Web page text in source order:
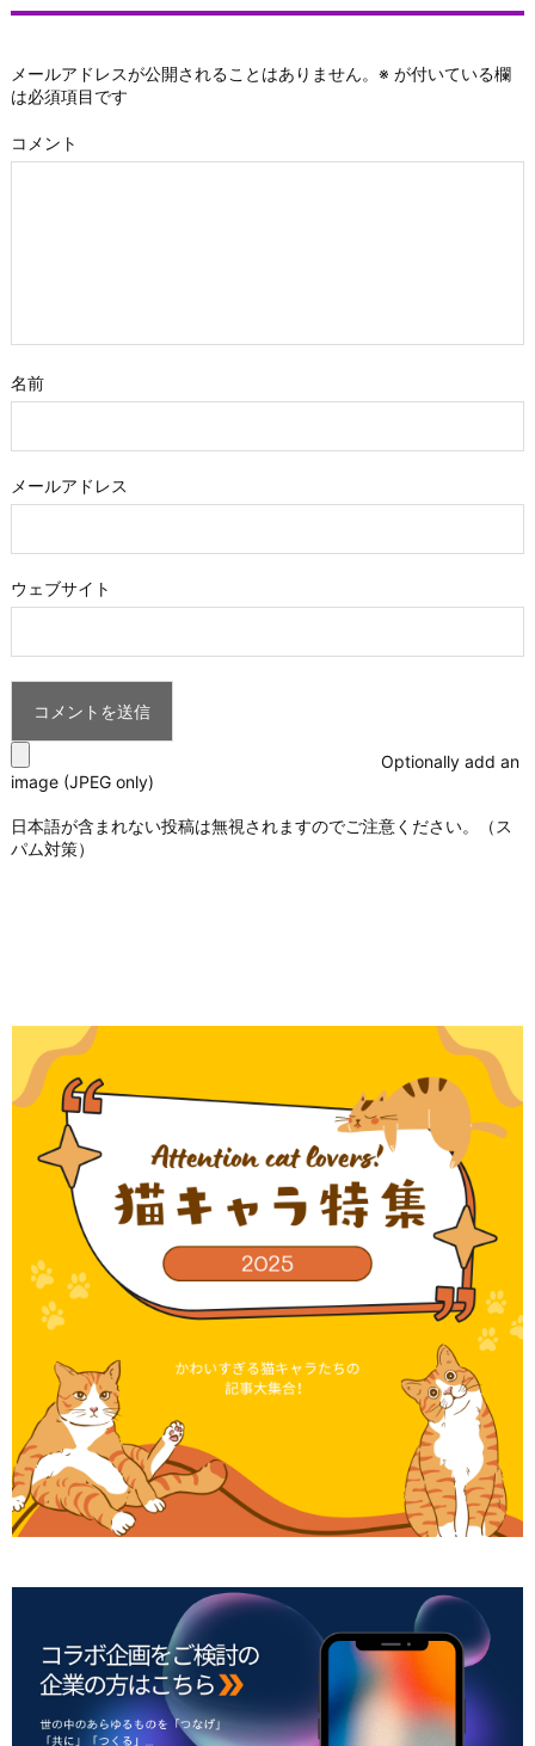
メールアドレスが公開されることはありません。 ※ が付いている欄
は必須項目です
コメント
名前
メールアドレス
ウェブサイト
Optionally add an
image (JPEG only)
日本語が含まれない投稿は無視されますのでご注意ください。（ス
パム対策）